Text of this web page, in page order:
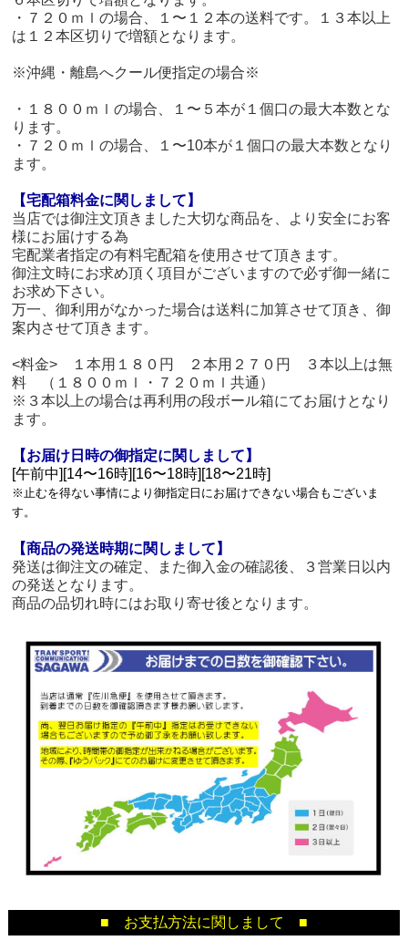
・７２０ｍｌの場合、１〜１２本の送料です。１３本以上
は１２本区切りで増額となります。
※沖縄・離島へクール便指定の場合※
・１８００ｍｌの場合、１〜５本が１個口の最大本数とな
ります。
・７２０ｍｌの場合、１〜10本が１個口の最大本数となり
ます。
【宅配箱料金に関しまして】
当店では御注文頂きました大切な商品を、より安全にお客
様にお届けする為
宅配業者指定の有料宅配箱を使用させて頂きます。
御注文時にお求め頂く項目がございますので必ず御一緒に
お求め下さい。
万一、御利用がなかった場合は送料に加算させて頂き、御
案内させて頂きます。
<料金> １本用１８０円 ２本用２７０円 ３本以上は無
料 （１８００ｍｌ・７２０ｍｌ共通）
※３本以上の場合は再利用の段ボール箱にてお届けとなり
ます。
【お届け日時の御指定に関しまして】
[午前中][14〜16時][16〜18時][18〜21時]
※止むを得ない事情により御指定日にお届けできない場合もございま
す。
【商品の発送時期に関しまして】
発送は御注文の確定、また御入金の確認後、３営業日以内
の発送となります。
商品の品切れ時にはお取り寄せ後となります。
■ お支払方法に関しまして ■